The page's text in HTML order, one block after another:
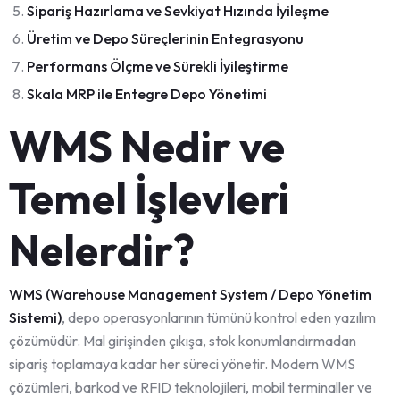
Sipariş Hazırlama ve Sevkiyat Hızında İyileşme
Üretim ve Depo Süreçlerinin Entegrasyonu
Performans Ölçme ve Sürekli İyileştirme
Skala MRP ile Entegre Depo Yönetimi
WMS Nedir ve
Temel İşlevleri
Nelerdir?
WMS (Warehouse Management System / Depo Yönetim
Sistemi), depo operasyonlarının tümünü kontrol eden yazılım
çözümüdür. Mal girişinden çıkışa, stok konumlandırmadan
sipariş toplamaya kadar her süreci yönetir. Modern WMS
çözümleri, barkod ve RFID teknolojileri, mobil terminaller ve